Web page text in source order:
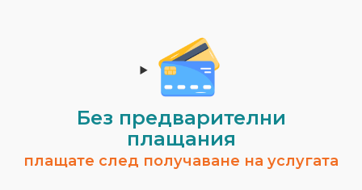
Без предварителни
плащания
плащате след получаване на услугата